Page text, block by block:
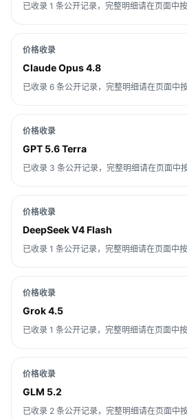
已收录 1 条公开记录，完整明细请在页面中按
价格收录
Claude Opus 4.8
已收录 6 条公开记录，完整明细请在页面中按
价格收录
GPT 5.6 Terra
已收录 3 条公开记录，完整明细请在页面中按
价格收录
DeepSeek V4 Flash
已收录 1 条公开记录，完整明细请在页面中按
价格收录
Grok 4.5
已收录 1 条公开记录，完整明细请在页面中按
价格收录
GLM 5.2
已收录 2 条公开记录，完整明细请在页面中按